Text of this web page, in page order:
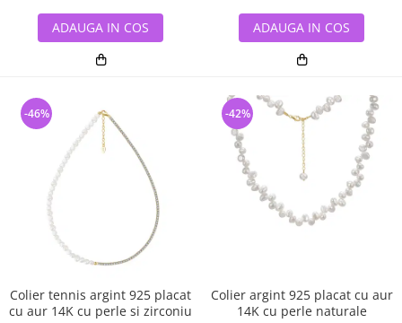
ADAUGA IN COS ADAUGA IN COS
Colier tennis argint 925 placat
cu aur 14K cu perle si zirconiu
-46%
Colier argint 925 placat cu aur
14K cu perle naturale
-42%